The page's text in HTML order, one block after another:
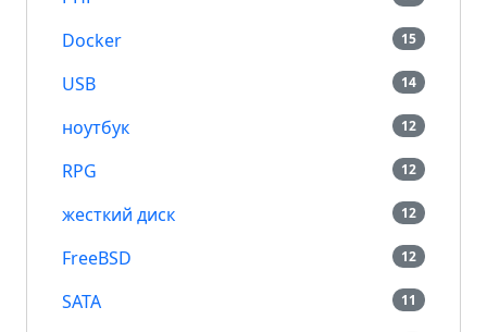
Docker 15
USB 14
ноутбук 12
RPG 12
жесткий диск 12
FreeBSD 12
SATA 11